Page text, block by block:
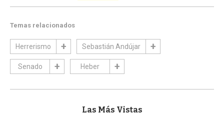
Temas relacionados
Herrerismo Sebastián Andújar
Senado Heber
Las Más Vistas